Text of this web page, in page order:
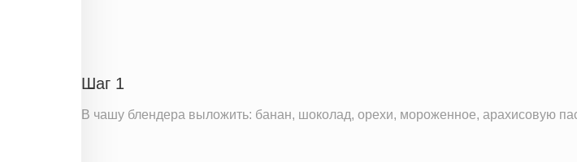
Шаг 1
В чашу блендера выложить: банан, шоколад, орехи, мороженное, арахисовую